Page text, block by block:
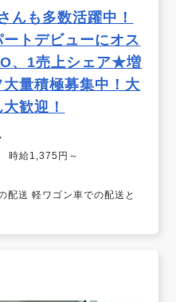
んも多数活躍中！
トデビューにオス
、1売上シェア★増
量積極募集中！大
歓迎！
時給1,375円～
配送 軽ワゴン車での配送と